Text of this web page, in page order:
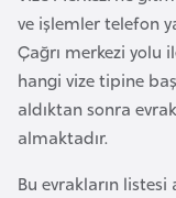
ve işlemler telefon
Çağrı merkezi yolu
hangi vize tipine
aldıktan sonra
almaktadır.
Bu evrakların
s
B
e
l